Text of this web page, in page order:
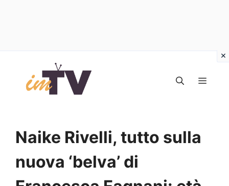
contenuto
Naike Rivelli, tutto sulla
nuova ‘belva’ di